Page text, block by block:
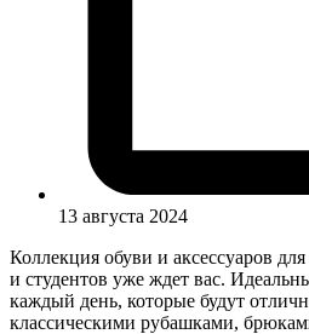
13 августа 2024
Коллекция обуви и аксессуаров
и студентов уже ждет вас.
каждый день, которые будут
классическими рубашками,